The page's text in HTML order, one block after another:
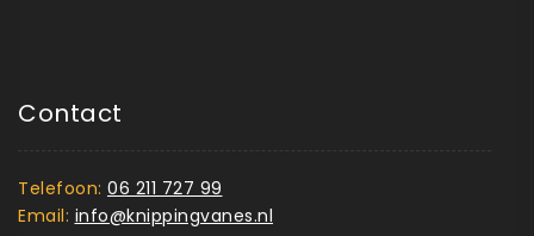
Contact
Telefoon: 06 211 727 99
Email: info@knippingvanes.nl